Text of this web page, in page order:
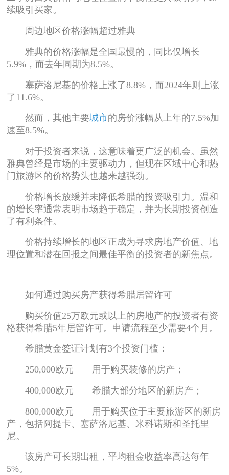
续吸引买家。
周边地区价格涨幅超过雅典
雅典的价格涨幅是全国最慢的，同比仅增长
5.9%，而去年同期为8.5%。
塞萨洛尼基的价格上涨了8.8%，而2024年则上涨
了11.6%。
然而，其他主要城市的房价涨幅从上年的7.5%加
速至8.5%。
对于投资者来说，这意味着更广泛的机会。虽然
雅典曾经是市场的主要驱动力，但现在区域中心和热
门旅游区的价格势头也越来越强劲。
价格增长放缓并未降低希腊的投资吸引力。温和
的增长率通常表明市场趋于稳定，并为长期投资创造
了有利条件。
价格持续增长的地区正成为寻求房地产价值、地
理位置和潜在回报之间最佳平衡的投资者的新焦点。
如何通过购买房产获得希腊居留许可
购买价值25万欧元或以上的房地产的投资者有资
格获得希腊5年居留许可。申请流程至少需要4个月。
希腊黄金签证计划有3个投资门槛：
250,000欧元——用于购买装修的房产；
400,000欧元——希腊大部分地区的新房产；
800,000欧元——用于购买位于主要旅游区的新房
产，包括阿提卡、塞萨洛尼基、米科诺斯和圣托里
尼。
该房产可长期出租，平均租金收益率高达每年
5%。